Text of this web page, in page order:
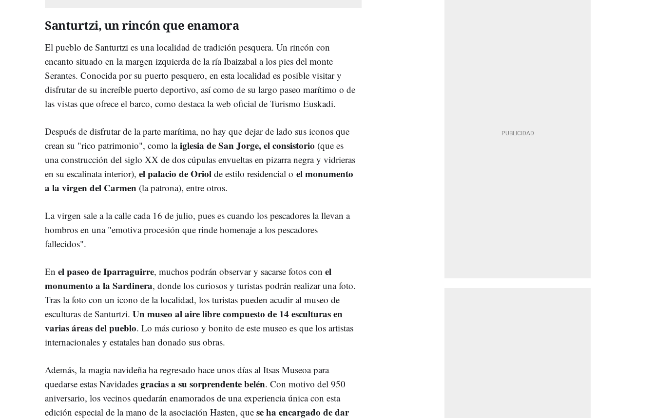
Santurtzi, un rincón que enamora
El pueblo de Santurtzi es una localidad de tradición pesquera. Un rincón con
encanto situado en la margen izquierda de la ría Ibaizabal a los pies del monte
Serantes. Conocida por su puerto pesquero, en esta localidad es posible visitar y
disfrutar de su increíble puerto deportivo, así como de su largo paseo marítimo o de
las vistas que ofrece el barco, como destaca la web oficial de Turismo Euskadi.
Después de disfrutar de la parte marítima, no hay que dejar de lado sus iconos que
crean su "rico patrimonio", como laiglesia de San Jorge, el consistorio (que es
una construcción del siglo XX de dos cúpulas envueltas en pizarra negra y vidrieras
en su escalinata interior), el palacio de Oriol de estilo residencial o el monumento
a la virgen del Carmen (la patrona), entre otros.
La virgen sale a la calle cada 16 de julio, pues es cuando los pescadores la llevan a
hombros en una "emotiva procesión que rinde homenaje a los pescadores
fallecidos".
En el paseo de Iparraguirre, muchos podrán observar y sacarse fotos con el
monumento a la Sardinera, donde los curiosos y turistas podrán realizar una foto.
Tras la foto con un icono de la localidad, los turistas pueden acudir al museo de
esculturas de Santurtzi. Un museo al aire libre compuesto de 14 esculturas en
varias áreas del pueblo. Lo más curioso y bonito de este museo es que los artistas
internacionales y estatales han donado sus obras.
Además, la magia navideña ha regresado hace unos días al Itsas Museoa para
quedarse estas Navidades gracias a su sorprendente belén. Con motivo del 950
aniversario, los vecinos quedarán enamorados de una experiencia única con esta
edición especial de la mano de la asociación Hasten, que se ha encargado de dar